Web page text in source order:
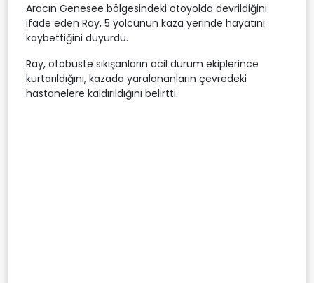
Aracın Genesee bölgesindeki otoyolda devrildiğini
ifade eden Ray, 5 yolcunun kaza yerinde hayatını
kaybettiğini duyurdu.
Ray, otobüste sıkışanların acil durum ekiplerince
kurtarıldığını, kazada yaralananların çevredeki
hastanelere kaldırıldığını belirtti.